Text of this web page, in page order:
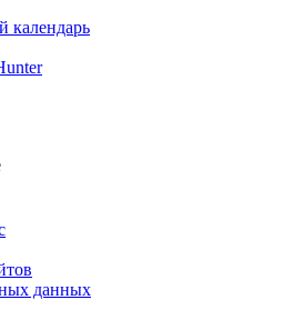
календарь
данных